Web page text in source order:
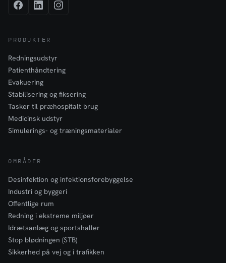
PRODUKTER
Redningsudstyr
Patienthåndtering
Evakuering
Stabilisering og fiksering
Tasker til præhospitalt brug
Medicinsk udstyr
Simulerings- og træningsmaterialer
OMRÅDER
Desinfektion og infektionsforebyggelse
Industri og byggeri
Offentlige rum
Redning i ekstreme miljøer
Idrætsanlæg og sportshaller
Stop blødningen (STB)
Sikkerhed på vej og i trafikken